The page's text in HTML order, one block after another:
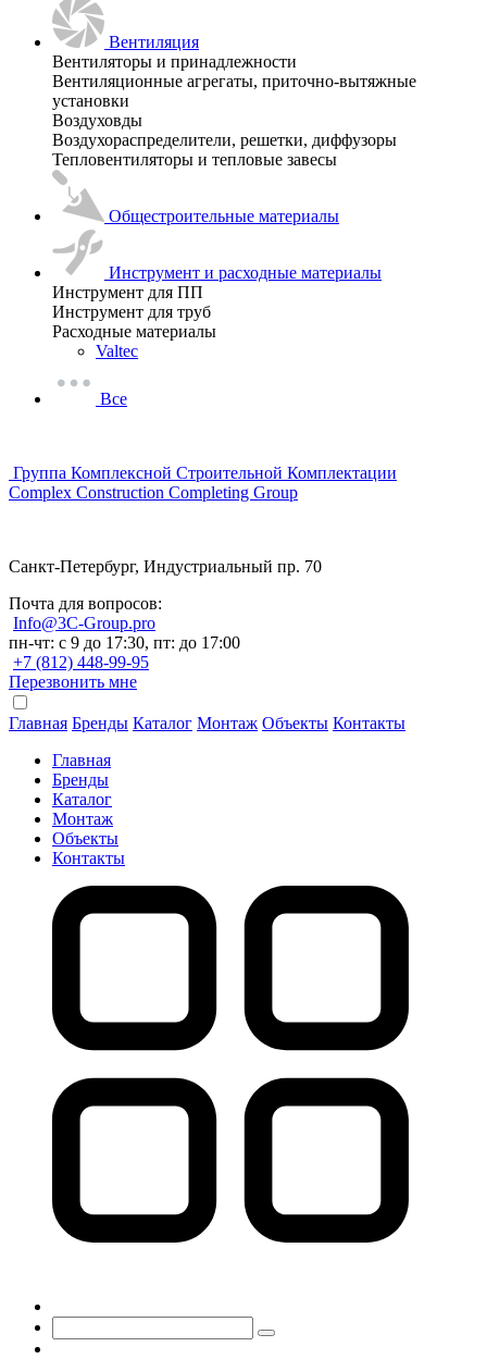
Вентиляция
Вентиляторы и принадлежности
Вентиляционные агрегаты, приточно-вытяжные
установки
Воздуховды
Воздухораспределители, решетки, диффузоры
Тепловентиляторы и тепловые завесы
Общестроительные материалы
Инструмент и расходные материалы
Инструмент для ПП
Инструмент для труб
Расходные материалы
Valtec
Все
Группа Комплексной Строительной Комплектации
Complex Construction Completing Group
Санкт-Петербург, Индустриальный пр. 70
Почта для вопросов:
Info@3C-Group.pro
пн-чт: с 9 до 17:30, пт: до 17:00
+7 (812) 448-99-95
Перезвонить мне
Главная Бренды Каталог Монтаж Объекты Контакты
Главная
Бренды
Каталог
Монтаж
Объекты
Контакты